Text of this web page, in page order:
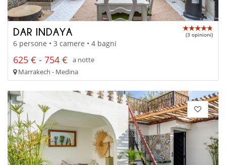
DAR INDAYA (3 opinioni)
6 persone • 3 camere • 4 bagni
625 € - 754 €
a notte
Marrakech - Medina